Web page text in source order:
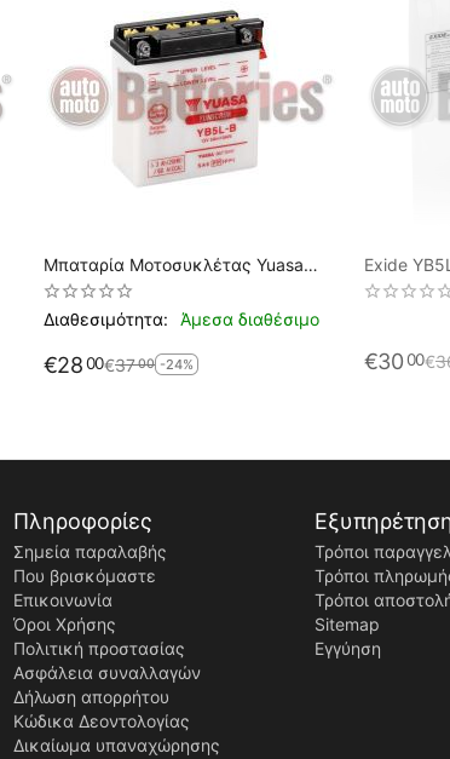
Μπαταρία Μοτοσυκλέτας Yuasa
Yumicron YB5L-B (Χωρίς Υγρά)
Διαθεσιμότητα:
Άμεσα διαθέσιμο
€2800€3700 -24%
Exide
Motorbike
€3000€
Πληροφορίες
Σημεία παραλαβής
Που βρισκόμαστε
Επικοινωνία
Όροι Χρήσης
Πολιτική προστασίας
Ασφάλεια συναλλαγών
Δήλωση απορρήτου
Κώδικα Δεοντολογίας
Δικαίωμα υπαναχώρησης
Τρόποι
Τρόποι
Τρόποι
Sitemap
Εγγύηση